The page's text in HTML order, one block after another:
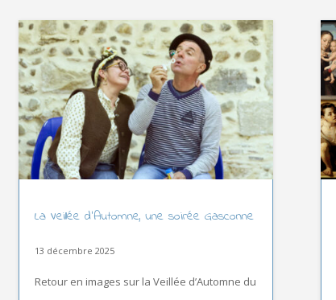
La Veillée d’Automne, une soirée Gasconne
13 décembre 2025
Retour en images sur la Veillée d’Automne du